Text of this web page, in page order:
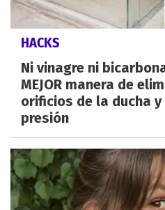
HACKS
Ni vinagre ni
MEJOR manera de
orificios de la ducha y
presión